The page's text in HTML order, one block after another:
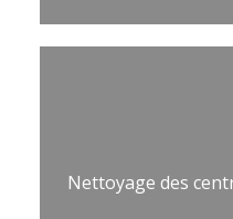
Nettoyage des